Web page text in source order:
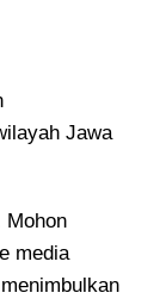
Jawa
Mohon
media